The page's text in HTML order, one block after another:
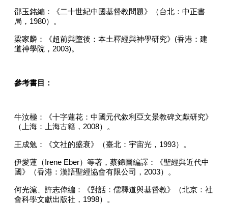
邵玉銘編：《二十世紀中國基督教問題》（台北：中正書
局， 1980）。
梁家麟：《超前與墮後：本土釋經與神學研究》 (香港：建
道神學院， 2003)。
參考書目：
牛汝極：《十字蓮花：中國元代敘利亞文景教碑文獻研究》
（上海：上海古籍， 2008）。
王成勉：《文社的盛衰》（臺北：宇宙光， 1993）。
伊愛蓮（ Irene Eber）等著，蔡錦圖編譯：《聖經與近代中
國》（香港：漢語聖經協會有限公司， 2003）。
何光滬、許志偉編：《對話：儒釋道與基督教》（北京：社
會科學文獻出版社， 1998）。